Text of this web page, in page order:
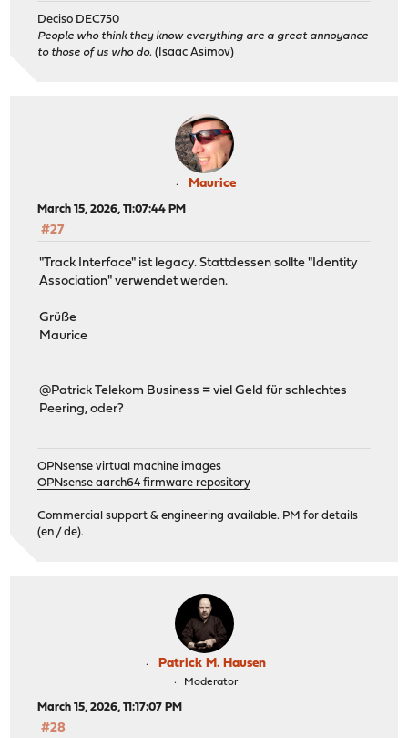
Deciso DEC750
People who think they know everything are a great annoyance
to those of us who do. (Isaac Asimov)
Maurice
March 15, 2026, 11:07:44 PM
#27
"Track Interface" ist legacy. Stattdessen sollte "Identity
Association" verwendet werden.
Grüße
Maurice
@Patrick Telekom Business = viel Geld für schlechtes
Peering, oder?
OPNsense virtual machine images
OPNsense aarch64 firmware repository
Commercial support & engineering available. PM for details
(en / de).
Patrick M. Hausen
Moderator
March 15, 2026, 11:17:07 PM
#28